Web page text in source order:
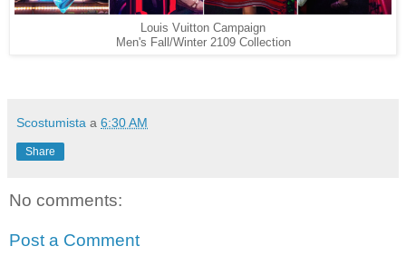
Louis Vuitton Campaign
Men's Fall/Winter 2109 Collection
Scostumista a 6:30 AM
Share
No comments:
Post a Comment